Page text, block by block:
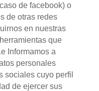
de facebook) o
de otras redes
en nuestras
que
Informamos a
personales
sociales cuyo perfil
de ejercer sus